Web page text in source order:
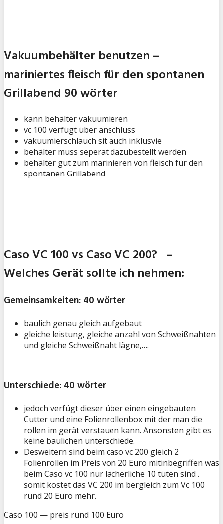
Vakuumbehälter benutzen –
mariniertes fleisch für den spontanen
Grillabend 90 wörter
kann behälter vakuumieren
vc 100 verfügt über anschluss
vakuumierschlauch sit auch inklusvie
behälter muss seperat dazubestellt werden
behälter gut zum marinieren von fleisch für den
spontanen Grillabend
Caso VC 100 vs Caso VC 200? –
Welches Gerät sollte ich nehmen:
Gemeinsamkeiten: 40 wörter
baulich genau gleich aufgebaut
gleiche leistung, gleiche anzahl von Schweißnahten
und gleiche Schweißnaht lägne,….
Unterschiede: 40 wörter
jedoch verfügt dieser über einen eingebauten
Cutter und eine Folienrollenbox mit der man die
rollen im gerät verstauen kann. Ansonsten gibt es
keine baulichen unterschiede.
Desweitern sind beim caso vc 200 gleich 2
Folienrollen im Preis von 20 Euro mitinbegriffen was
beim Caso vc 100 nur lächerliche 10 tüten sind .
somit kostet das VC 200 im bergleich zum Vc 100
rund 20 Euro mehr.
Caso 100 — preis rund 100 Euro